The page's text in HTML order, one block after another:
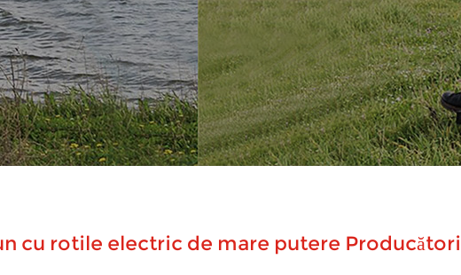
cu rotile electric de mare putere Producători